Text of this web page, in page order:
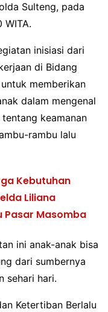
Sulteng, pada
WITA.
inisiasi dari
di Bidang
memberikan
dalam mengenal
keamanan
rambu lalu
Kebutuhan
Liliana
Pasar Masomba
ini anak-anak bisa
dari sumbernya
sehari hari.
Ketertiban Berlalu